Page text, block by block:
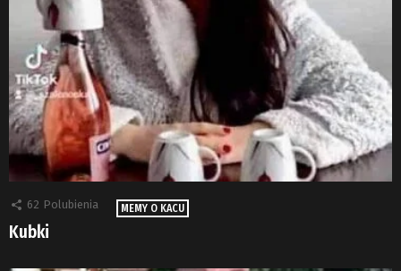
62 Polubienia MEMY O KACU
Kubki